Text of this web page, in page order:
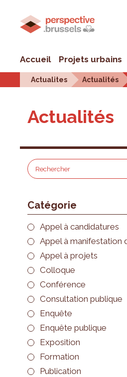
Accueil Projets urbains
Actualites Actualités
Actualités
Catégorie
Appel à candidatures
Appel à manifestation
Appel à projets
Colloque
Conférence
Consultation publique
Enquête
Enquête publique
Exposition
Formation
Publication